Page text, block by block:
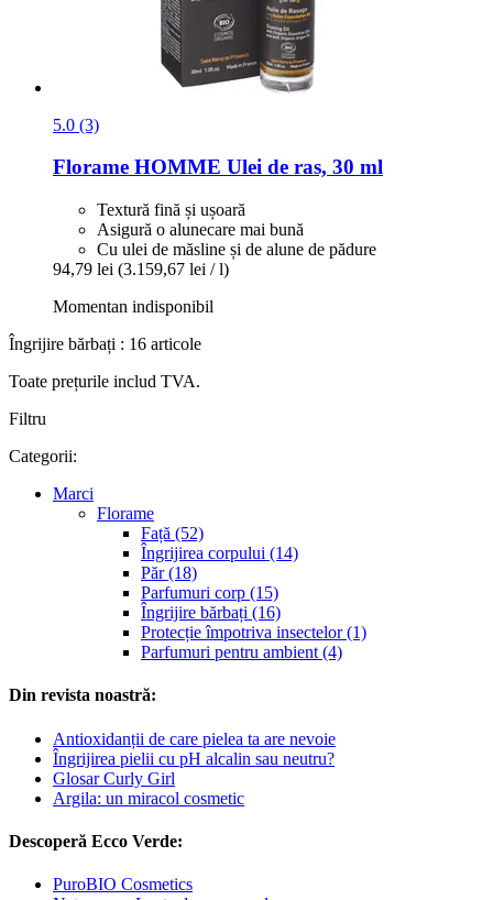
5.0 (3)
Florame HOMME Ulei de ras, 30 ml
Textură fină și ușoară
Asigură o alunecare mai bună
Cu ulei de măsline și de alune de pădure
94,79 lei (3.159,67 lei / l)
Momentan indisponibil
Îngrijire bărbați : 16 articole
Toate prețurile includ TVA.
Filtru
Categorii:
Marci
Florame
Față (52)
Îngrijirea corpului (14)
Păr (18)
Parfumuri corp (15)
Îngrijire bărbați (16)
Protecție împotriva insectelor (1)
Parfumuri pentru ambient (4)
Din revista noastră:
Antioxidanții de care pielea ta are nevoie
Îngrijirea pielii cu pH alcalin sau neutru?
Glosar Curly Girl
Argila: un miracol cosmetic
Descoperă Ecco Verde:
PuroBIO Cosmetics